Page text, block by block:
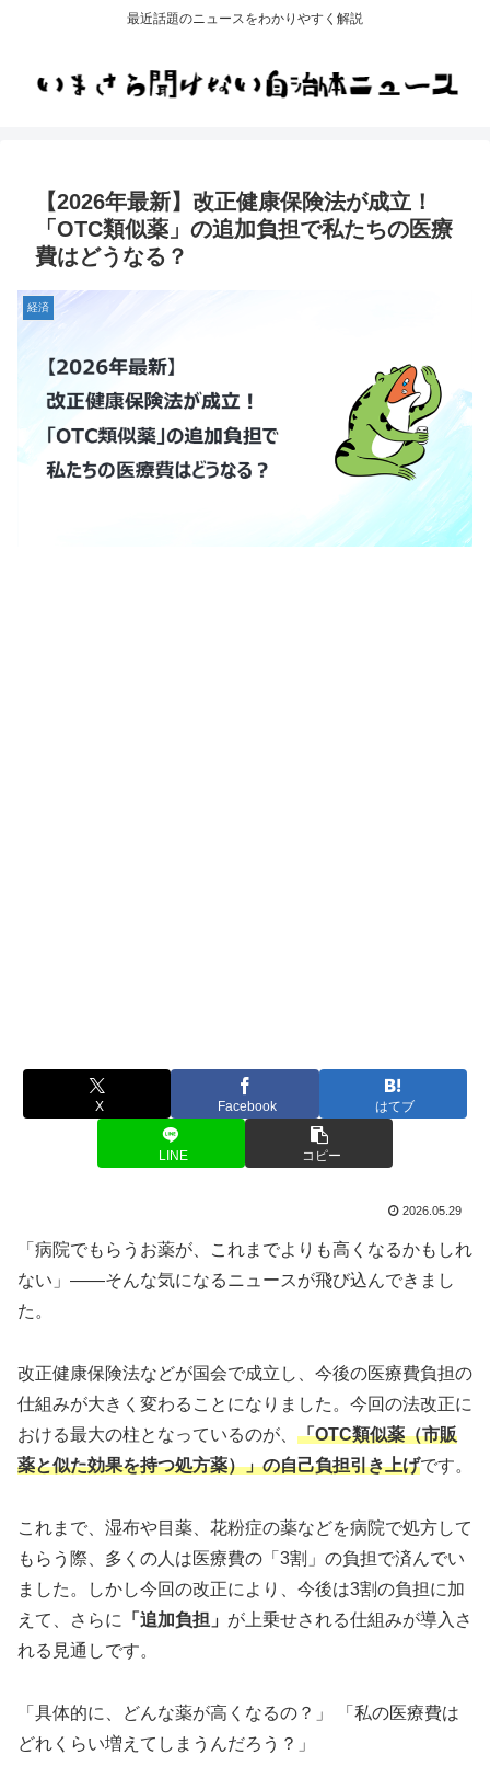
最近話題のニュースをわかりやすく解説
【2026年最新】改正健康保険法が成立！
「OTC類似薬」の追加負担で私たちの医療
費はどうなる？
経済
X Facebook はてブ
LINE コピー
2026.05.29
「病院でもらうお薬が、これまでよりも高くなるかもしれ
ない」——そんな気になるニュースが飛び込んできまし
た。
改正健康保険法などが国会で成立し、今後の医療費負担の
仕組みが大きく変わることになりました。今回の法改正に
おける最大の柱となっているのが、 「OTC類似薬（市販
薬と似た効果を持つ処方薬）」の自己負担引き上げです。
これまで、湿布や目薬、花粉症の薬などを病院で処方して
もらう際、多くの人は医療費の「3割」の負担で済んでい
ました。しかし今回の改正により、今後は3割の負担に加
えて、さらに
「追加負担」 が上乗せされる仕組みが導入さ
れる見通しです。
「具体的に、どんな薬が高くなるの？」 「私の医療費は
どれくらい増えてしまうんだろう？」